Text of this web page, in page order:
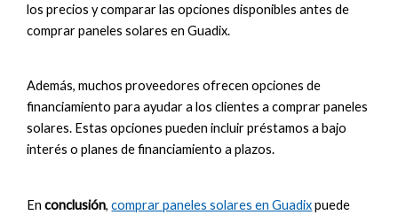
los precios y comparar las opciones disponibles antes de
comprar paneles solares en Guadix.
Además, muchos proveedores ofrecen opciones de
financiamiento para ayudar a los clientes a comprar paneles
solares. Estas opciones pueden incluir préstamos a bajo
interés o planes de financiamiento a plazos.
Enconclusión,comprar paneles solares en Guadixpuede